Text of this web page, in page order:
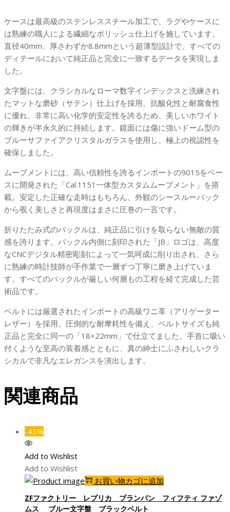
ン
パ
ン
ヴ
ィ
レ
ウ
ル
ト
ラ
ス
ム
ホ
ワ
イ
ト
文
字
盤
グ
レ
ア
リ
ゲ
ー
タ
ベ
ル
ケースは最高級のステンレススチール加工で、ラグやケースに
は熟練の職人による繊細なポリッシュ仕上げを施しています。
直径40mm、厚さわずか8.8mmという超薄型設計で、すべての
ディテールにおいて純正品と完全に一致するデータを実現しま
した。
文字盤には、クラシカルなローマ数字インデックスと洗練され
たマットな磨砂（サテン）仕上げを採用。抗酸化性と耐腐食性
に優れ、非常に高い化学的安定性を誇るため、美しいホワイト
の輝きが半永久的に持続します。鏡面には傷に強いドーム型の
ブルーサファイアクリスタルガラスを使用し、極上の視認性を
確保しました。
ムーブメントには、高い信頼性を誇るインポートの9015をベー
スに開発された「Cal.1151一体型カスタムムーブメント」を搭
載。安定した正確な走時はもちろん、外観のシースルーバック
から覗く美しさと再現度はまさに圧巻の一言です。
折りたたみ式のバックルは、純正品に引けを取らない無敵の質
感を誇ります。バックル内側に刻印された「JB」ロゴは、高度
なCNCデジタル精密彫刻によって一気呵成に削り出され、さら
に熟練の時計技師が手作業で一層ずつ丁寧に磨き上げていま
す。すべてのバックルが厳しい何層もの工程を経て完成した芸
術品です。
ベルトには厳選されたインポートの高級ワニ革（アリゲーター
レザー）を採用。圧倒的な耐摩耗性を備え、ベルトサイズも純
正品と完全に同一の「18×22mm」で仕立てました。手首に吸い
付くような至高の装着感とともに、真の紳士にふさわしいクラ
シカルで非凡なエレガンスを演出します。
関連商品
-43%
Add to Wishlist
Add to Wishlist
お買い物カゴに追加
ZFファクトリー レプリカ ブランパン フィフティ ファゾ
ムス ブルー文字盤 ブラックベルト